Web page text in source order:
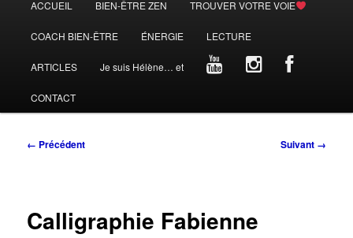
principal
ACCUEIL BIEN-ÊTRE ZEN TROUVER VOTRE VOIE
COACH BIEN-ÊTRE ÉNERGIE LECTURE
ARTICLES Je suis Hélène… et
CONTACT
Navigation
← Précédent Suivant →
Calligraphie Fabienne